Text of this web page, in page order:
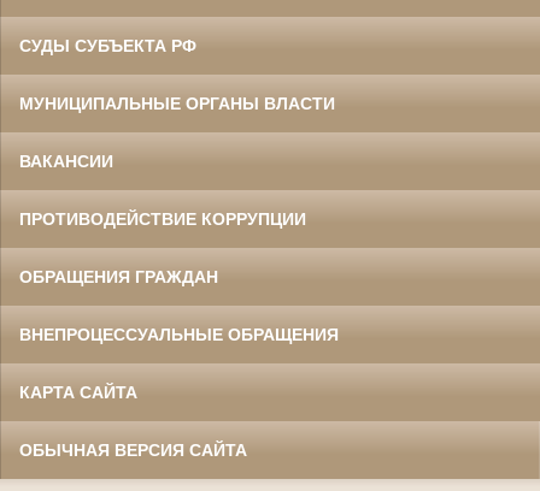
СУДЫ СУБЪЕКТА РФ
МУНИЦИПАЛЬНЫЕ ОРГАНЫ ВЛАСТИ
ВАКАНСИИ
ПРОТИВОДЕЙСТВИЕ КОРРУПЦИИ
ОБРАЩЕНИЯ ГРАЖДАН
ВНЕПРОЦЕССУАЛЬНЫЕ ОБРАЩЕНИЯ
КАРТА САЙТА
ОБЫЧНАЯ ВЕРСИЯ САЙТА